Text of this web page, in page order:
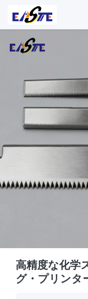
高精度な化学
グ・プリンタ